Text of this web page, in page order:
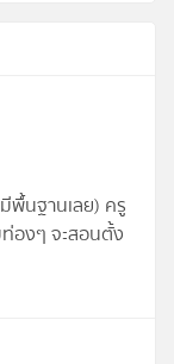
พื้นฐานเลย) ครู
ท่องๆ จะสอนตั้ง